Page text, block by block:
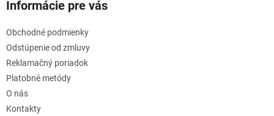
Informácie pre vás
Obchodné podmienky
Odstúpenie od zmluvy
Reklamačný poriadok
Platobné metódy
O nás
Kontakty